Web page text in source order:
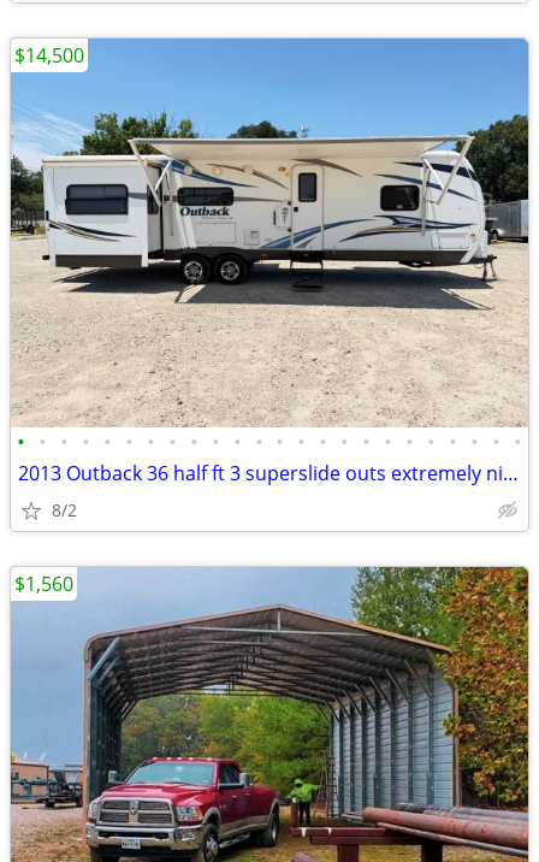
• • • • • • • • • • • • • • • • • • • • • • • •
2013 Outback 36 half ft 3 superslide outs extremely nice and clean
8/2
$14,500
$1,560